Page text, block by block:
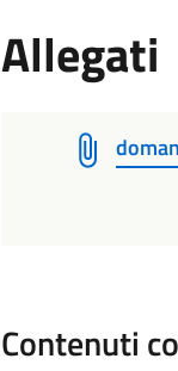
Allegati
Contenuti